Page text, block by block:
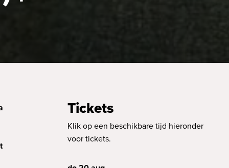
Tickets
Klik op een beschikbare tijd hieronder
voor tickets.